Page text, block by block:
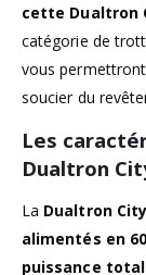
cette Dualtron
catégorie de
vous
soucier du
Les
Dualtron
La Dualtron City
alimentés en
puissance